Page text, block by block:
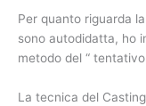
Per quanto riguarda
sono autodidatta, ho
metodo del “
La tecnica del